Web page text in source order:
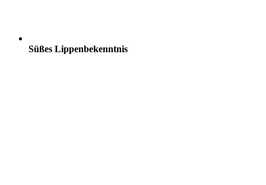
Süßes Lippenbekenntnis